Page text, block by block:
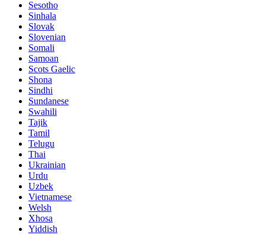
Sesotho
Sinhala
Slovak
Slovenian
Somali
Samoan
Scots Gaelic
Shona
Sindhi
Sundanese
Swahili
Tajik
Tamil
Telugu
Thai
Ukrainian
Urdu
Uzbek
Vietnamese
Welsh
Xhosa
Yiddish